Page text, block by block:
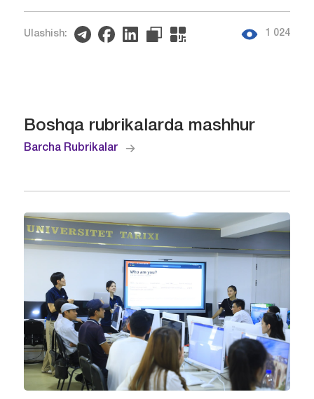
Ulashish: 1 024
Boshqa rubrikalarda mashhur
Barcha Rubrikalar